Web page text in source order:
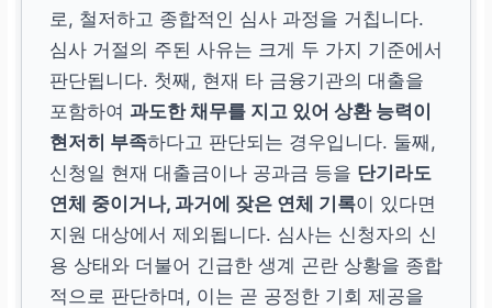
로, 철저하고 종합적인 심사 과정을 거칩니다.
심사 거절의 주된 사유는 크게 두 가지 기준에서
판단됩니다. 첫째, 현재 타 금융기관의 대출을
포함하여 과도한 채무를 지고 있어 상환 능력이
현저히 부족하다고 판단되는 경우입니다. 둘째,
신청일 현재 대출금이나 공과금 등을 단기라도
연체 중이거나, 과거에 잦은 연체 기록이 있다면
지원 대상에서 제외됩니다. 심사는 신청자의 신
용 상태와 더불어 긴급한 생계 곤란 상황을 종합
적으로 판단하며, 이는 곧 공정한 기회 제공을